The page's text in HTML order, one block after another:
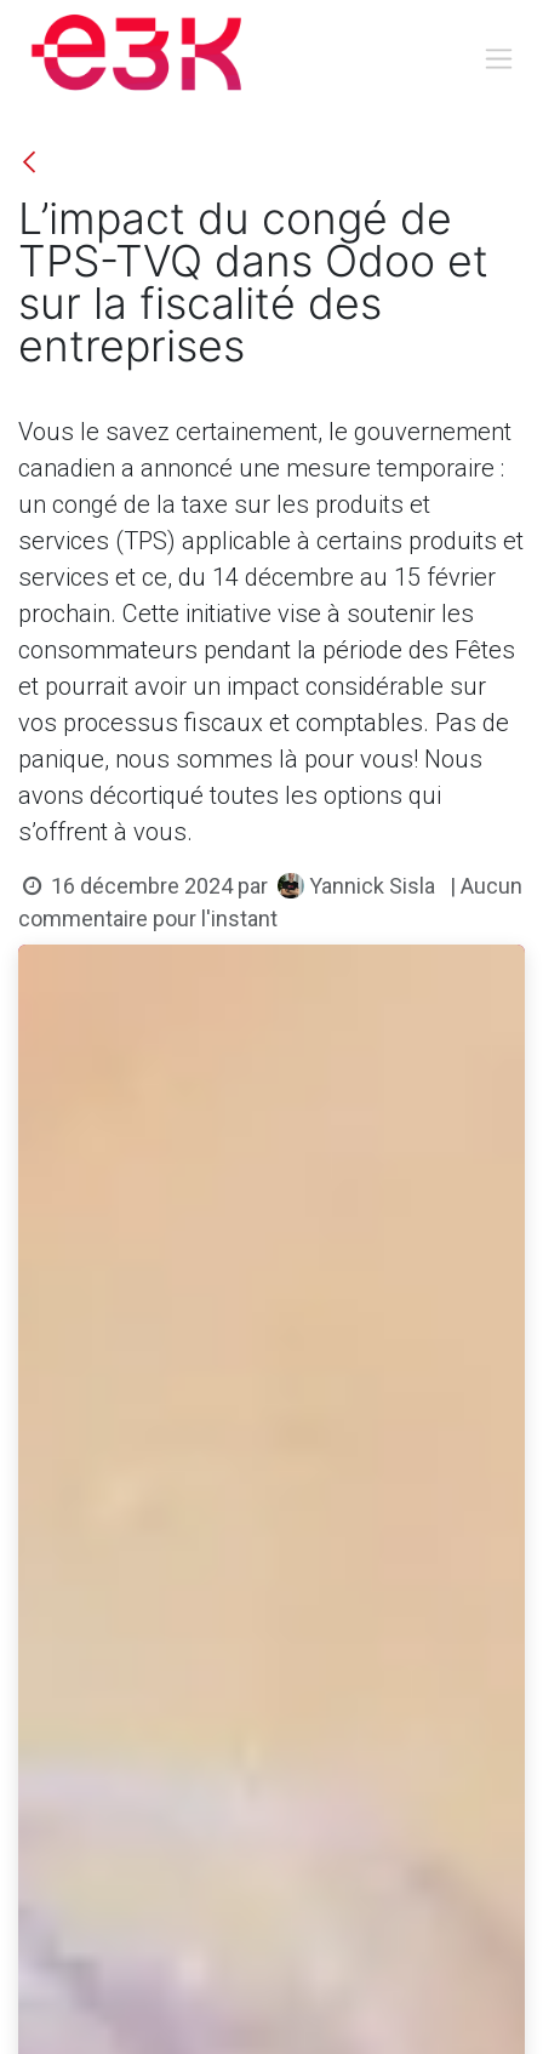
Se rendre au contenu
L’impact du congé de
TPS-TVQ dans Odoo et
sur la fiscalité des
entreprises
Vous le savez certainement, le gouvernement
canadien a annoncé une mesure temporaire :
un congé de la taxe sur les produits et
services (TPS) applicable à certains produits et
services et ce, du 14 décembre au 15 février
prochain. Cette initiative vise à soutenir les
consommateurs pendant la période des Fêtes
et pourrait avoir un impact considérable sur
vos processus fiscaux et comptables. Pas de
panique, nous sommes là pour vous! Nous
avons décortiqué toutes les options qui
s’offrent à vous.
16 décembre 2024 par Yannick Sisla
| Aucun
commentaire pour l'instant